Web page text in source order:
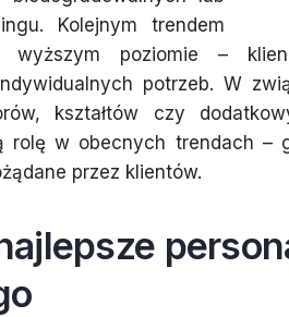
Kolejnym trendem
wyższym poziomie –
potrzeb. W
kształtów czy
rolę w obecnych trendach –
przez klientów.